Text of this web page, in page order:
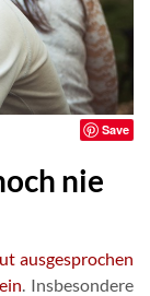
Save
nie
ausgesprochen
. Insbesondere